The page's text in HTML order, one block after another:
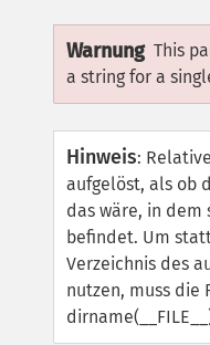
Warnung This
a string for a
Hinweis:
aufgelöst, als ob
das wäre, in dem
befindet. Um
Verzeichnis des
nutzen, muss die